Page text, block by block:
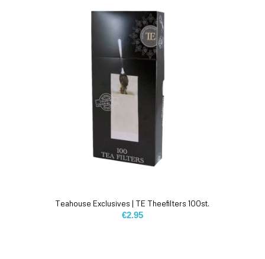
Teahouse Exclusives | TE Theefilters 100st.
€2.95